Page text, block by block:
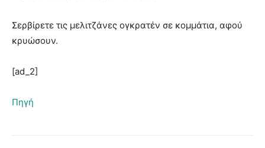
Σερβίρετε τις μελιτζάνες ογκρατέν σε κομμάτια, αφού
κρυώσουν.
[ad_2]
Πηγή